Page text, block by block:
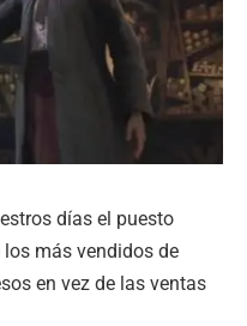
días el puesto
más vendidos de
en vez de las ventas